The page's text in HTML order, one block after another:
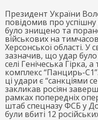
Президент України
повідомив про успішну
було знищено та
військових на
Херсонської області. У
зазначив, що удар
селі Генічеська Гірка,
комплекс “Панцирь-
ці удари є “санкціями
закликав росіян
рамках попередніх
штаб спецназу ФСБ у
були вбиті 12